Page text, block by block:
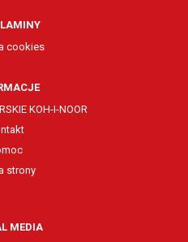
cookies
KOH-I-NOOR
strony
MEDIA